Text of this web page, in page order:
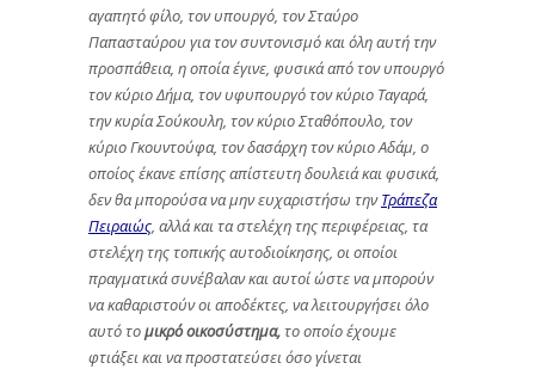
αγαπητό φίλο, τον υπουργό, τον Σταύρο
Παπασταύρου για τον συντονισμό και όλη αυτή την
προσπάθεια, η οποία έγινε, φυσικά από τον υπουργό
τον κύριο Δήμα, τον υφυπουργό τον κύριο Ταγαρά,
την κυρία Σούκουλη, τον κύριο Σταθόπουλο, τον
κύριο Γκουντούφα, τον δασάρχη τον κύριο Αδάμ, ο
οποίος έκανε επίσης απίστευτη δουλειά και φυσικά,
δεν θα μπορούσα να μην ευχαριστήσω τηνΤράπεζα
Πειραιώς , αλλά και τα στελέχη της περιφέρειας, τα
στελέχη της τοπικής αυτοδιοίκησης, οι οποίοι
πραγματικά συνέβαλαν και αυτοί ώστε να μπορούν
να καθαριστούν οι αποδέκτες, να λειτουργήσει όλο
αυτό τομικρό οικοσύστημα,το οποίο έχουμε
φτιάξει και να προστατεύσει όσο γίνεται